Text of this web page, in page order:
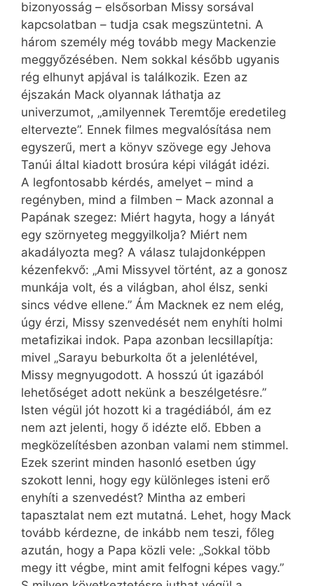
bizonyosság – elsősorban Missy sorsával
kapcsolatban – tudja csak megszüntetni. A
három személy még tovább megy Mackenzie
meggyőzésében. Nem sokkal később ugyan­is
rég elhunyt apjával is találkozik. Ezen az
éjszakán Mack olyannak láthatja az
univerzumot, „amilyennek Teremtője eredetileg
eltervezte”. Ennek filmes megvalósítása nem
egyszerű, mert a könyv szövege egy Jehova
Tanúi által kiadott brosúra képi világát idézi.
A legfontosabb kérdés, amelyet – mind a
regényben, mind a filmben – Mack azonnal a
Papának szegez: Miért hagyta, hogy a lányát
egy szörnyeteg meggyilkolja? Miért nem
akadályozta meg? A válasz tulajdonképpen
kézenfekvő: „Ami Missyvel történt, az a gonosz
munkája volt, és a világban, ahol élsz, senki
sincs védve ellene.” Ám Macknek ez nem elég,
úgy érzi, Missy szenvedését nem enyhíti holmi
metafizikai indok. Papa azonban lecsillapítja:
mivel „Sarayu beburkolta őt a jelenlétével,
Missy megnyugodott. A hosszú út igazából
lehetőséget adott nekünk a beszélgetésre.”
Isten végül jót hozott ki a tragédiából, ám ez
nem azt jelenti, hogy ő idézte elő. Ebben a
megközelítésben azonban valami nem stimmel.
Ezek szerint minden hasonló esetben úgy
szokott lenni, hogy egy különleges isteni erő
enyhíti a szenvedést? Mintha az emberi
tapasztalat nem ezt mutatná. Lehet, hogy Mack
tovább kérdezne, de inkább nem teszi, főleg
azután, hogy a Papa közli vele: „Sokkal több
megy itt végbe, mint amit felfogni képes vagy.”